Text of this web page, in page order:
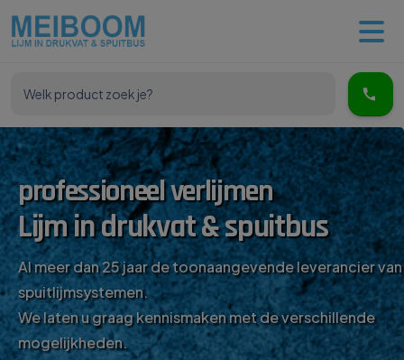
professioneel verlijmen
Lijm in drukvat & spuitbus
Al meer dan 25 jaar de toonaangevende leverancier van
spuitlijmsystemen.
We laten u graag kennismaken met de verschillende
mogelijkheden.